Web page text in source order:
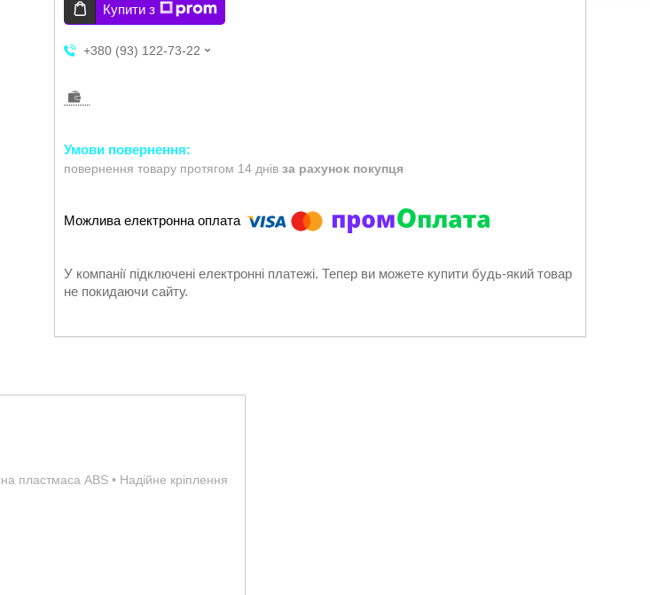
Купити з
+380 (93) 122-73-22
повернення товару протягом 14 днів за рахунок покупця
У компанії підключені електронні платежі. Тепер ви можете купити будь-який товар
не покидаючи сайту.
пластмаса ABS • Надійне кріплення